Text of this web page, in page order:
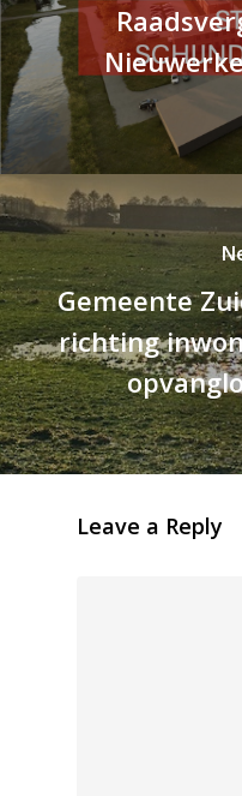
Gemeente
richting
Leave a Reply